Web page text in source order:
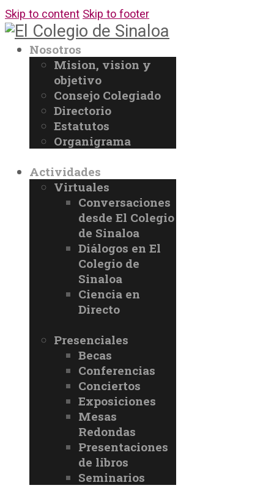
Skip to content Skip to footer
Nosotros
Mision, vision y
objetivo
Consejo Colegiado
Directorio
Estatutos
Organigrama
Actividades
Virtuales
Conversaciones
desde El Colegio
de Sinaloa
Diálogos en El
Colegio de
Sinaloa
Ciencia en
Directo
Presenciales
Becas
Conferencias
Conciertos
Exposiciones
Mesas
Redondas
Presentaciones
de libros
Seminarios